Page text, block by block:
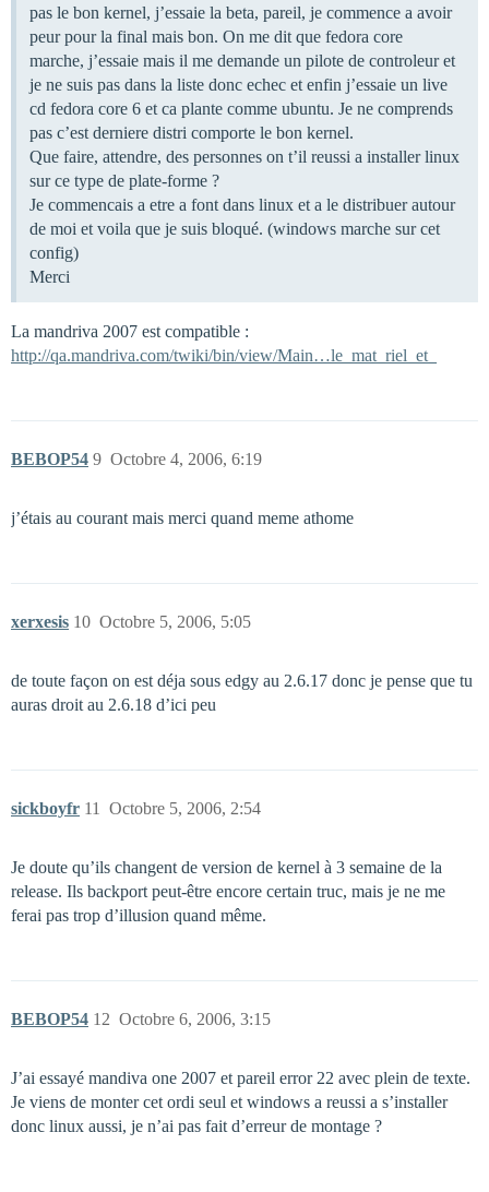
pas le bon kernel, j’essaie la beta, pareil, je commence a avoir
peur pour la final mais bon. On me dit que fedora core
marche, j’essaie mais il me demande un pilote de controleur et
je ne suis pas dans la liste donc echec et enfin j’essaie un live
cd fedora core 6 et ca plante comme ubuntu. Je ne comprends
pas c’est derniere distri comporte le bon kernel.
Que faire, attendre, des personnes on t’il reussi a installer linux
sur ce type de plate-forme ?
Je commencais a etre a font dans linux et a le distribuer autour
de moi et voila que je suis bloqué. (windows marche sur cet
config)
Merci
La mandriva 2007 est compatible :
http://qa.mandriva.com/twiki/bin/view/Main…le_mat_riel_et_
BEBOP54 Octobre 4, 2006, 6:19
9
j’étais au courant mais merci quand meme athome
xerxesis Octobre 5, 2006, 5:05
10
de toute façon on est déja sous edgy au 2.6.17 donc je pense que tu
auras droit au 2.6.18 d’ici peu
sickboyfr Octobre 5, 2006, 2:54
11
Je doute qu’ils changent de version de kernel à 3 semaine de la
release. Ils backport peut-être encore certain truc, mais je ne me
ferai pas trop d’illusion quand même.
BEBOP54 Octobre 6, 2006, 3:15
12
J’ai essayé mandiva one 2007 et pareil error 22 avec plein de texte.
Je viens de monter cet ordi seul et windows a reussi a s’installer
donc linux aussi, je n’ai pas fait d’erreur de montage ?